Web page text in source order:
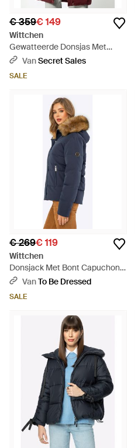
€ 359€ 149
Wittchen
Gewatteerde Donsjas Met
Capuchon Bordeauxrood
VanSecret Sales
SALE
€ 269€ 119
Wittchen
Donsjack Met Bont Capuchon,
Marineblauw
VanTo Be Dressed
SALE